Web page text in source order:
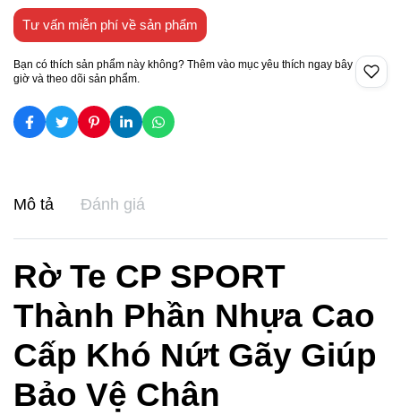
Tư vấn miễn phí về sản phẩm
Bạn có thích sản phẩm này không? Thêm vào mục yêu thích ngay bây
giờ và theo dõi sản phẩm.
Mô tả Đánh giá
Rờ Te CP SPORT
Thành Phần Nhựa Cao
Cấp Khó Nứt Gãy Giúp
Bảo Vệ Chân